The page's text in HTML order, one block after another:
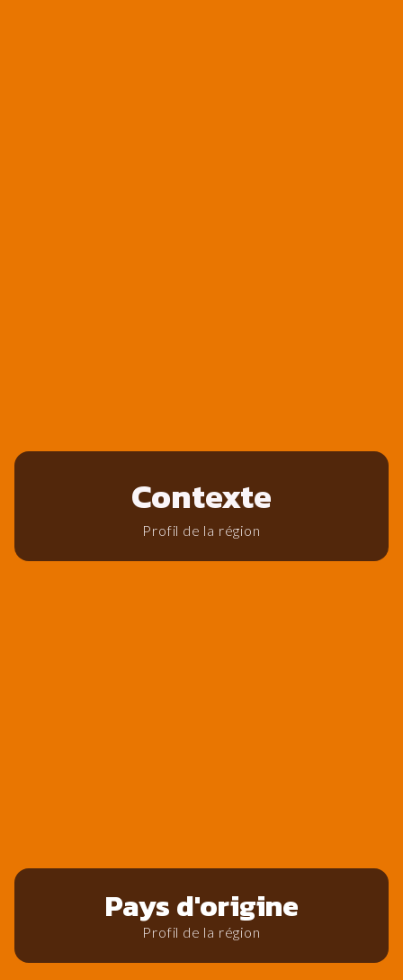
Pays d'origine
Profil de la région
Contexte
Profil de la région